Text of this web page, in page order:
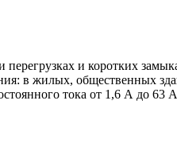
и коротких
в жилых, общественных
тока от 1,6 А до 63